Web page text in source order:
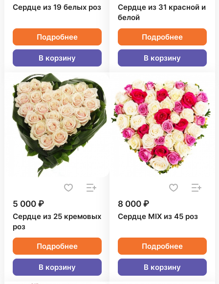
Сердце из 19 белых роз
Подробнее
В корзину
Сердце из 31 красной и
белой
Подробнее
В корзину
5 000 ₽
Сердце из 25 кремовых
роз
Подробнее
В корзину
8 000 ₽
Сердце MIX из 45 роз
Подробнее
В корзину